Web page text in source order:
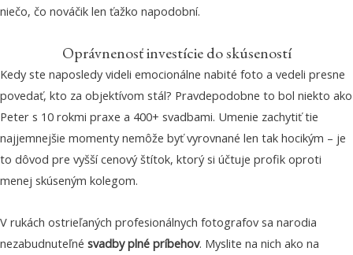
niečo, čo nováčik len ťažko napodobní.
Oprávnenosť investície do skúseností
Kedy ste naposledy videli emocionálne nabité foto a vedeli presne
povedať, kto za objektívom stál? Pravdepodobne to bol niekto ako
Peter s 10 rokmi praxe a 400+ svadbami. Umenie zachytiť tie
najjemnejšie momenty nemôže byť vyrovnané len tak hocikým – je
to dôvod pre vyšší cenový štítok, ktorý si účtuje profik oproti
menej skúseným kolegom.
V rukách ostrieľaných profesionálnych fotografov sa narodia
nezabudnuteľné svadby plné príbehov. Myslite na nich ako na